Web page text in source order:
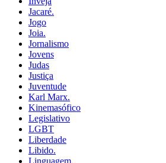
Jacaré.
Jogo
Joia.
Jornalismo
Jovens
Judas
Justiça
Juventude
Karl Marx.
Kinemasófico
Legislativo
LGBT
Liberdade
Libido.
Linguagem.